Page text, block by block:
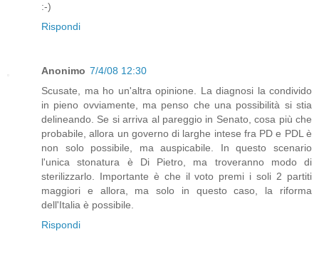
:-)
Rispondi
Anonimo 7/4/08 12:30
Scusate, ma ho un'altra opinione. La diagnosi la condivido
in pieno ovviamente, ma penso che una possibilità si stia
delineando. Se si arriva al pareggio in Senato, cosa più che
probabile, allora un governo di larghe intese fra PD e PDL è
non solo possibile, ma auspicabile. In questo scenario
l'unica stonatura è Di Pietro, ma troveranno modo di
sterilizzarlo. Importante è che il voto premi i soli 2 partiti
maggiori e allora, ma solo in questo caso, la riforma
dell'Italia è possibile.
Rispondi